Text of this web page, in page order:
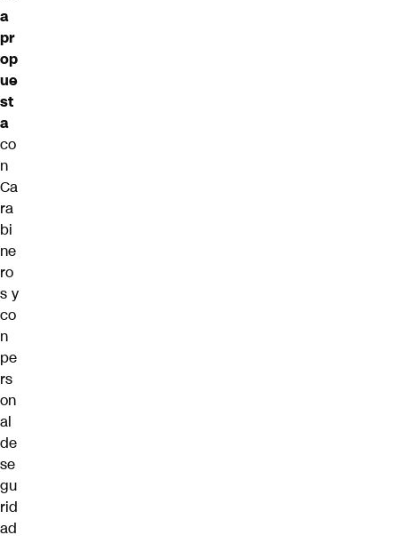
a
pr
op
ue
st
a
co
n
Ca
ra
bi
ne
ro
s y
co
n
pe
rs
on
al
de
se
gu
rid
ad